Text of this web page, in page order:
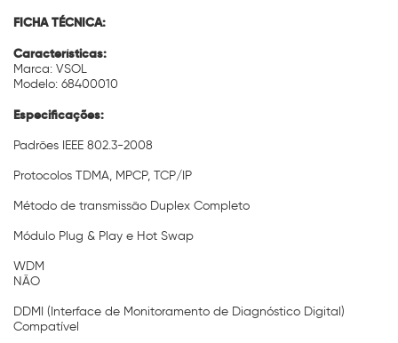
FICHA TÉCNICA:
Características:
Marca: VSOL
Modelo: 68400010
Especificações:
Padrões IEEE 802.3-2008
Protocolos TDMA, MPCP, TCP/IP
Método de transmissão Duplex Completo
Módulo Plug & Play e Hot Swap
WDM
NÃO
DDMI (Interface de Monitoramento de Diagnóstico Digital)
Compatível